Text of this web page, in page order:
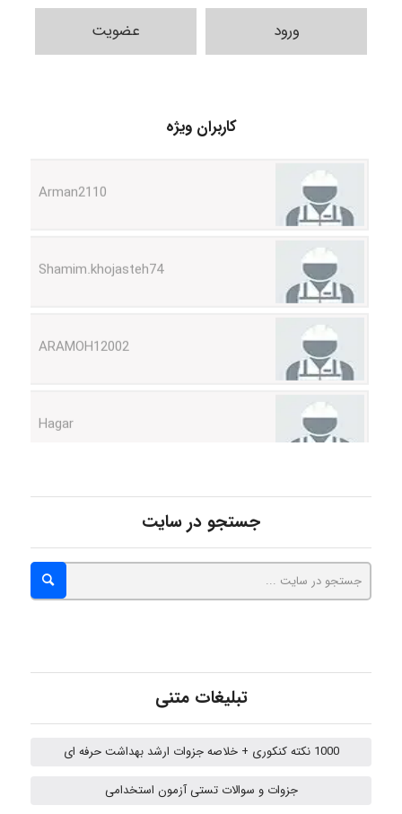
ورود عضویت
کاربران ویژه
Arshiaaihsra
nima5534
جستجو در سایت
تبلیغات متنی
1000 نکته کنکوری + خلاصه جزوات ارشد بهداشت حرفه ای
جزوات و سوالات تستی آزمون استخدامی